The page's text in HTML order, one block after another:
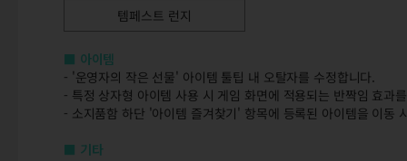
템페스트 런지
■ 아이템
- '운영자의 작은 선물' 아이템 툴팁 내 오탈자를 수정합니다.
- 특정 상자형 아이템 사용 시 게임 화면에 적용되는 반짝임 효과
- 소지품함 하단 '아이템 즐겨찾기' 항목에 등록된 아이템을 이동
■ 기타